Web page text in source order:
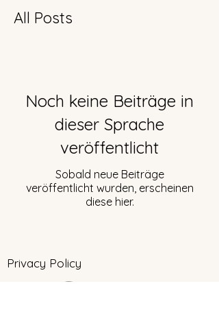
All Posts
Noch keine Beiträge in
dieser Sprache
veröffentlicht
Sobald neue Beiträge
veröffentlicht wurden, erscheinen
diese hier.
Privacy Policy